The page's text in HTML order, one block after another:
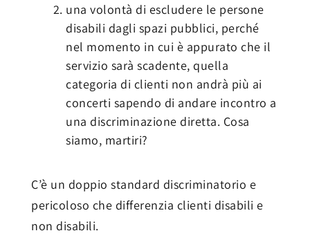
una volontà di escludere le persone
disabili dagli spazi pubblici, perché
nel momento in cui è appurato che il
servizio sarà scadente, quella
categoria di clienti non andrà più ai
concerti sapendo di andare incontro a
una discriminazione diretta. Cosa
siamo, martiri?
C’è un doppio standard discriminatorio e
pericoloso che differenzia clienti disabili e
non disabili.